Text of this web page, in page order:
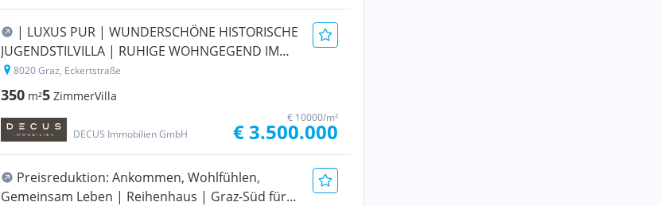
| LUXUS PUR | WUNDERSCHÖNE HISTORISCHE
JUGENDSTILVILLA | RUHIGE WOHNGEGEND IM
GRÜNEN |
8020 Graz, Eckertstraße
350 m²5 ZimmerVilla
DECUS Immobilien GmbH
€ 10000/m²
€ 3.500.000
Preisreduktion: Ankommen, Wohlfühlen,
Gemeinsam Leben | Reihenhaus | Graz-Süd für